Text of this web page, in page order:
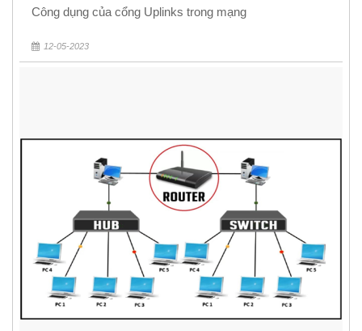
Công dụng của cổng Uplinks trong mạng
12-05-2023